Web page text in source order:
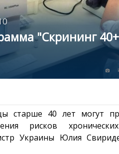
"Скрининг
40 лет могут
рисков
Украины Юлия